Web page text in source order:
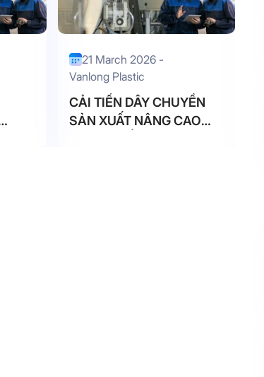
21 March 2026 -
Vanlong Plastic
CẢI TIẾN DÂY CHUYỀN
SẢN XUẤT NÂNG CAO